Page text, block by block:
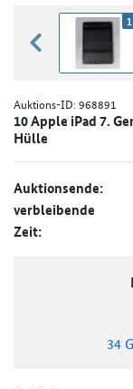
zurück blättern
1
Auktions-ID:968891
10 Apple iPad 7.
Hülle
Auktionsende:
verbleibende
Zeit:
34